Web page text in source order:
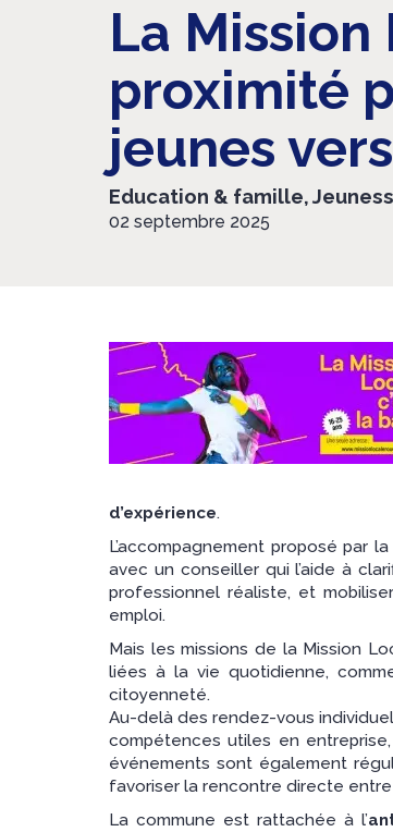
La
proximité
jeunes
Education & famille,
02 septembre 2025
d’expérience.
L’accompagnement proposé par
avec un conseiller qui l’aide à
professionnel réaliste, et
emploi.
Mais les missions de la Mission
liées à la vie quotidienne,
citoyenneté.
Au-delà des rendez-vous
compétences utiles en
événements sont également
favoriser la rencontre directe
La commune est rattachée à l’